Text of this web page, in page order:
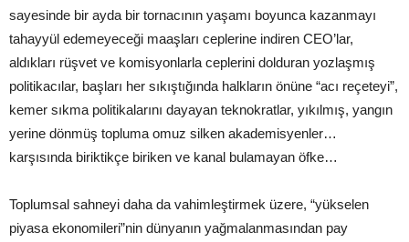
sayesinde bir ayda bir tornacının yaşamı boyunca kazanmayı
tahayyül edemeyeceği maaşları ceplerine indiren CEO’lar,
aldıkları rüşvet ve komisyonlarla ceplerini dolduran yozlaşmış
politikacılar, başları her sıkıştığında halkların önüne “acı reçeteyi”,
kemer sıkma politikalarını dayayan teknokratlar, yıkılmış, yangın
yerine dönmüş topluma omuz silken akademisyenler…
karşısında biriktikçe biriken ve kanal bulamayan öfke…
Toplumsal sahneyi daha da vahimleştirmek üzere, “yükselen
piyasa ekonomileri”nin dünyanın yağmalanmasından pay